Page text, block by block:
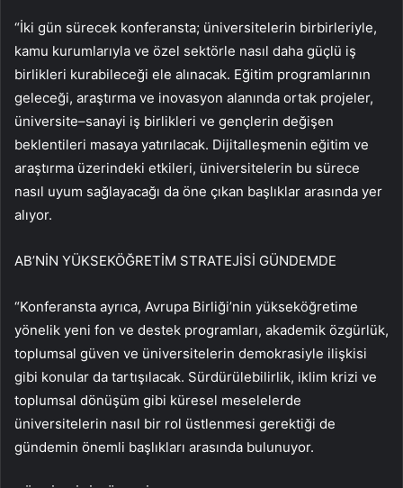
“İki gün sürecek konferansta; üniversitelerin birbirleriyle,
kamu kurumlarıyla ve özel sektörle nasıl daha güçlü iş
birlikleri kurabileceği ele alınacak. Eğitim programlarının
geleceği, araştırma ve inovasyon alanında ortak projeler,
üniversite–sanayi iş birlikleri ve gençlerin değişen
beklentileri masaya yatırılacak. Dijitalleşmenin eğitim ve
araştırma üzerindeki etkileri, üniversitelerin bu sürece
nasıl uyum sağlayacağı da öne çıkan başlıklar arasında yer
alıyor.
AB’NİN YÜKSEKÖĞRETİM STRATEJİSİ GÜNDEMDE
“Konferansta ayrıca, Avrupa Birliği’nin yükseköğretime
yönelik yeni fon ve destek programları, akademik özgürlük,
toplumsal güven ve üniversitelerin demokrasiyle ilişkisi
gibi konular da tartışılacak. Sürdürülebilirlik, iklim krizi ve
toplumsal dönüşüm gibi küresel meselelerde
üniversitelerin nasıl bir rol üstlenmesi gerektiği de
gündemin önemli başlıkları arasında bulunuyor.